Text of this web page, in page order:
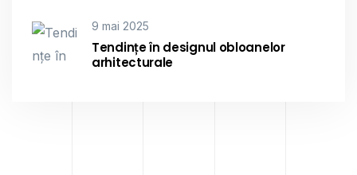
9 mai 2025
Tendințe în designul obloanelor
arhitecturale